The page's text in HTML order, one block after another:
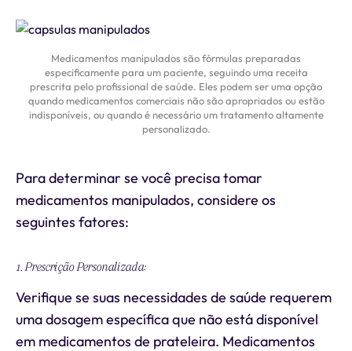
Medicamentos manipulados são fórmulas preparadas
especificamente para um paciente, seguindo uma receita
prescrita pelo profissional de saúde. Eles podem ser uma opção
quando medicamentos comerciais não são apropriados ou estão
indisponíveis, ou quando é necessário um tratamento altamente
personalizado.
Para determinar se você precisa tomar
medicamentos manipulados, considere os
seguintes fatores:
1. Prescrição Personalizada:
Verifique se suas necessidades de saúde requerem
uma dosagem específica que não está disponível
em medicamentos de prateleira. Medicamentos